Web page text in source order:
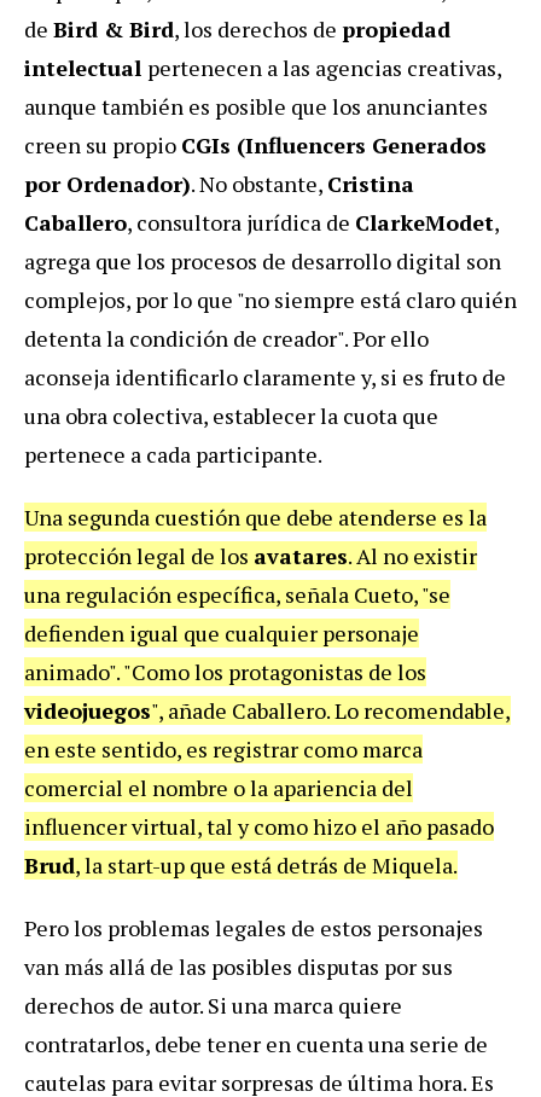
de Bird & Bird, los derechos de propiedad
intelectual pertenecen a las agencias creativas,
aunque también es posible que los anunciantes
creen su propio CGIs (Influencers Generados
por Ordenador). No obstante, Cristina
Caballero, consultora jurídica de ClarkeModet,
agrega que los procesos de desarrollo digital son
complejos, por lo que "no siempre está claro quién
detenta la condición de creador". Por ello
aconseja identificarlo claramente y, si es fruto de
una obra colectiva, establecer la cuota que
pertenece a cada participante.
Una segunda cuestión que debe atenderse es la
protección legal de los avatares. Al no existir
una regulación específica, señala Cueto, "se
defienden igual que cualquier personaje
animado". "Como los protagonistas de los
videojuegos", añade Caballero. Lo recomendable,
en este sentido, es registrar como marca
comercial el nombre o la apariencia del
influencer virtual, tal y como hizo el año pasado
Brud, la start-up que está detrás de Miquela.
Pero los problemas legales de estos personajes
van más allá de las posibles disputas por sus
derechos de autor. Si una marca quiere
contratarlos, debe tener en cuenta una serie de
cautelas para evitar sorpresas de última hora. Es